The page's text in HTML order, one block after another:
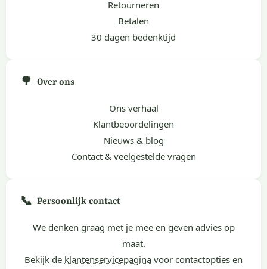
Retourneren
Betalen
30 dagen bedenktijd
🌳 Over ons
Ons verhaal
Klantbeoordelingen
Nieuws & blog
Contact & veelgestelde vragen
📞 Persoonlijk contact
We denken graag met je mee en geven advies op
maat.
Bekijk de klantenservicepagina voor contactopties en